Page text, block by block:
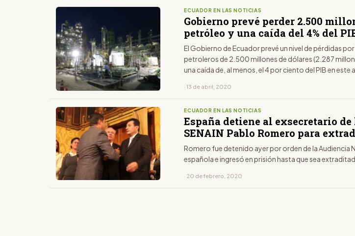
ECUADOR EN LAS NOTICIAS
Gobierno prevé perder 2.500
petróleo y una caída del 4% del
El Gobierno de Ecuador prevé un nivel de pérdidas
petroleros de 2.500 millones de dólares (2.287
una caída de, al menos, el 4 por ciento del PIB en este
coronavirus en la economía nacional.
· 13 de abril, 2020
ECUADOR EN LAS NOTICIAS
España detiene al exsecretario de
SENAIN Pablo Romero para
Romero fue detenido ayer por orden de la Audiencia
española e ingresó en prisión hasta que sea
· 20 de febrero, 2020